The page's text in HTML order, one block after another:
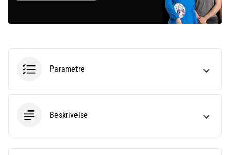
Parametre
Beskrivelse